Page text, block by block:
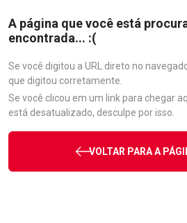
A página que você está
encontrada... :(
Se você digitou a URL direto no
que digitou corretamente.
Se você clicou em um link para chegar
está desatualizado, desculpe por isso.
VOLTAR PARA A